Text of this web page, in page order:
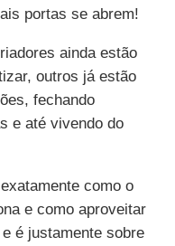
portas se abrem!
ainda estão
outros já estão
fechando
e até vivendo do
como o
e como aproveitar
é justamente sobre